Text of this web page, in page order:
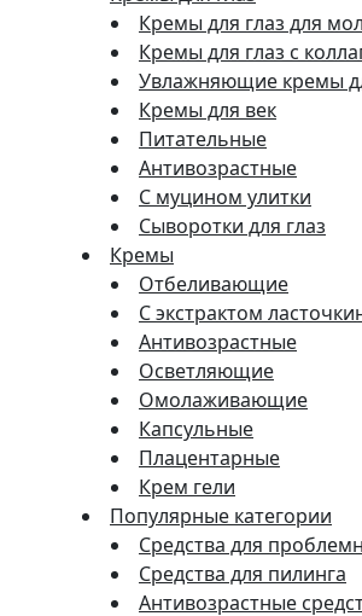
Кремы для глаз для
Кремы для глаз с
Увлажняющие кремы
Кремы для век
Питательные
Антивозрастные
С муцином улитки
Сыворотки для глаз
Кремы
Отбеливающие
С экстрактом
Антивозрастные
Осветляющие
Омолаживающие
Капсульные
Плацентарные
Крем гели
Популярные категории
Средства для
Средства для пилинга
Антивозрастные